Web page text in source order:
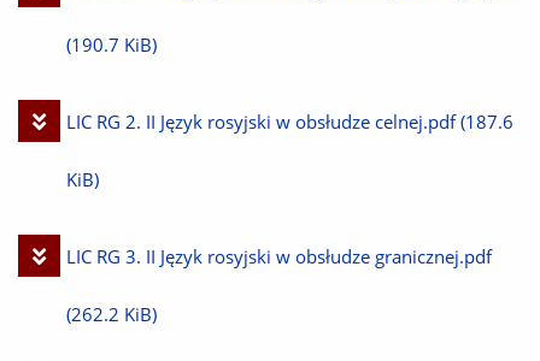
plik
(190.7 KiB)
Pobierz
plik
LIC RG 2. II Język rosyjski w obsłudze celnej.pdf (187.6
KiB)
Pobierz
plik
LIC RG 3. II Język rosyjski w obsłudze granicznej.pdf
(262.2 KiB)